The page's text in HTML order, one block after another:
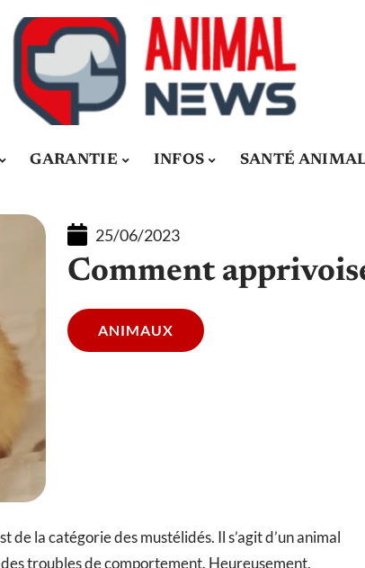
GARANTIE INFOS SANTÉ
25/06/2023
Comment
ANIMAUX
la catégorie des mustélidés. Il s’agit d’un animal
troubles de comportement. Heureusement,